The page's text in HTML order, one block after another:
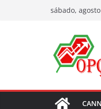
sábado,